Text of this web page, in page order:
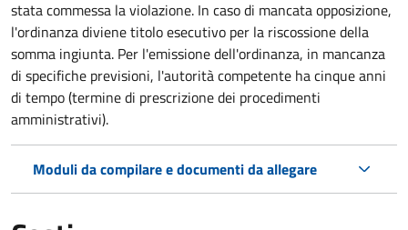
stata commessa la violazione. In caso di mancata opposizione,
l'ordinanza diviene titolo esecutivo per la riscossione della
somma ingiunta. Per l'emissione dell'ordinanza, in mancanza
di specifiche previsioni, l'autorità competente ha cinque anni
di tempo (termine di prescrizione dei procedimenti
amministrativi).
Moduli da compilare e documenti da allegare